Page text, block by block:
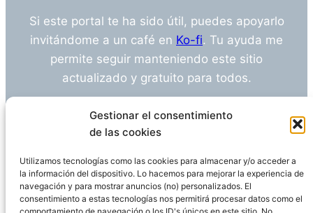
Gestionar el consentimiento
de las cookies
Utilizamos tecnologías como las cookies para almacenar y/o acceder a
la información del dispositivo. Lo hacemos para mejorar la experiencia de
navegación y para mostrar anuncios (no) personalizados. El
consentimiento a estas tecnologías nos permitirá procesar datos como el
Si este portal te ha sido útil, puedes apoyarlo
invitándome a un café en Ko-fi. Tu ayuda me
permite seguir manteniendo este sitio
actualizado y gratuito para todos.
¿Tienes alguna duda o sugerencia? Escríbeme
info@empleosanitarioinvestigacion.es
Descargo de Responsabilidad